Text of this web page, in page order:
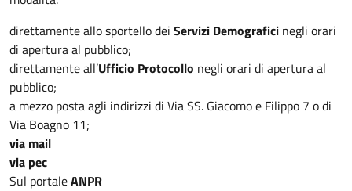
direttamente allo sportello dei Servizi Demografici negli orari
di apertura al pubblico;
direttamente all’Ufficio Protocollo negli orari di apertura al
pubblico;
a mezzo posta agli indirizzi di Via SS. Giacomo e Filippo 7 o di
Via Boagno 11;
via mail
via pec
Sul portaleANPR